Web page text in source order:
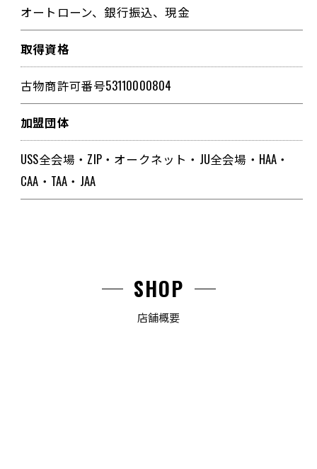
オートローン、銀行振込、現金
取得資格
古物商許可番号53110000804
加盟団体
USS全会場・ZIP・オークネット・JU全会場・HAA・
CAA・TAA・JAA
店舗概要
SHOP